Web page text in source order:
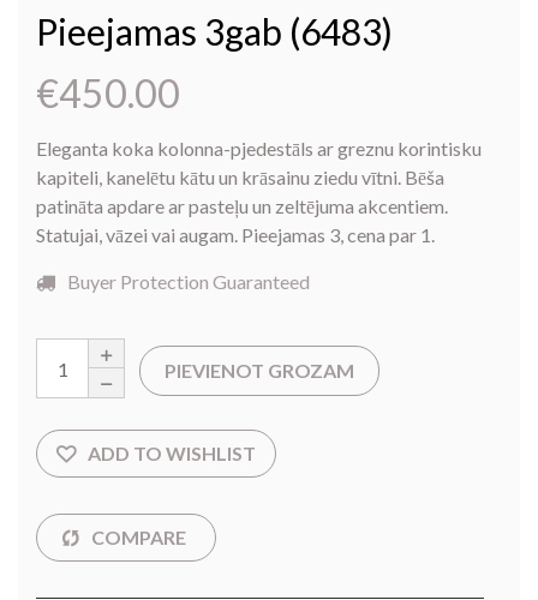
Pieejamas 3gab (6483)
€450.00
Eleganta koka kolonna-pjedestāls ar greznu korintisku
kapiteli, kanelētu kātu un krāsainu ziedu vītni. Bēša
patināta apdare ar pasteļu un zeltējuma akcentiem.
Statujai, vāzei vai augam. Pieejamas 3, cena par 1.
Buyer Protection Guaranteed
PIEVIENOT GROZAM